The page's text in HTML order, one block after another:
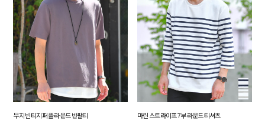
무지 빈티지 퍼플 라운드 반팔티
마린 스트라이프 7부 라운드 티셔츠